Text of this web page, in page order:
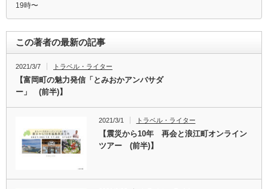
19時〜
この著者の最新の記事
2021/3/7 トラベル・ライター
【富岡町の魅力発信「とみおかアンバサダ
ー」 (前半)】
2021/3/1 トラベル・ライター
【震災から10年 再会と浪江町オンライン
ツアー (前半)】